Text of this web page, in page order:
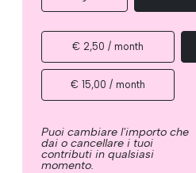
€ 2,50 / month
€ 15,00 / month
Puoi cambiare l'importo che
dai o cancellare i tuoi
contributi in qualsiasi
momento.